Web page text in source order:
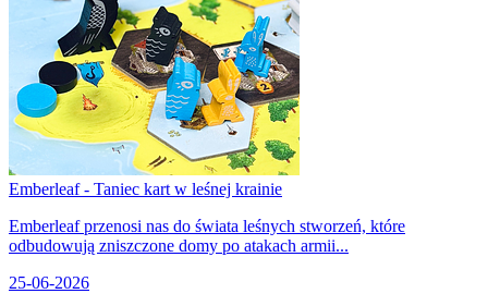
Emberleaf - Taniec kart w leśnej krainie
Emberleaf przenosi nas do świata leśnych stworzeń, które
odbudowują zniszczone domy po atakach armii...
25-06-2026